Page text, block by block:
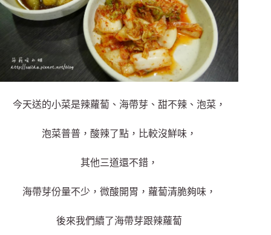
今天送的小菜是辣蘿蔔、海帶芽、甜不辣、泡菜，
泡菜普普，酸辣了點，比較沒鮮味，
其他三道還不錯，
海帶芽份量不少，微酸開胃，蘿蔔清脆夠味，
後來我們續了海帶芽跟辣蘿蔔